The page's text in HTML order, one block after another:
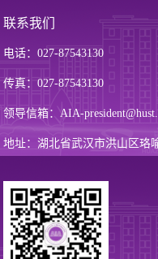
联系我们
电话：027-87543130
传真：027-87543130
领导信箱：AIA-
地址：湖北省武汉市洪山区珞